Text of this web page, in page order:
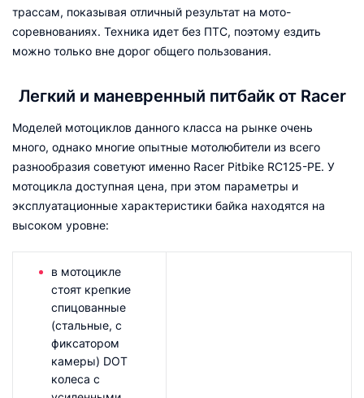
трассам, показывая отличный результат на мото-
соревнованиях. Техника идет без ПТС, поэтому ездить
можно только вне дорог общего пользования.
Легкий и маневренный питбайк от Racer
Моделей мотоциклов данного класса на рынке очень
много, однако многие опытные мотолюбители из всего
разнообразия советуют именно Racer Pitbike RC125-PE. У
мотоцикла доступная цена, при этом параметры и
эксплуатационные характеристики байка находятся на
высоком уровне:
в мотоцикле
стоят крепкие
спицованные
(стальные, с
фиксатором
камеры) DOT
колеса с